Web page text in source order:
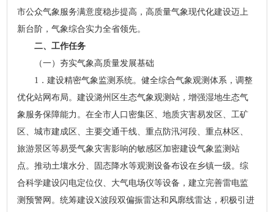
市公众气象服务满意度稳步提高，高质量气象现代化建设迈上
新台阶，气象综合实力全省领先。
二、工作任务
（一）夯实气象高质量发展基础
1．建设精密气象监测系统。健全综合气象观测体系，调整
优化站网布局。建设潞州区生态气象观测站，增强湿地生态气
象服务保障能力。在全市人口密集区、地质灾害易发区、工矿
区、城市建成区、主要交通干线、重点防汛河段、重点林区、
旅游景区等易受气象灾害影响的敏感区加密建设气象监测站
点。推动土壤水分、固态降水等观测设备布设在乡镇一级。综
合科学建设闪电定位仪、大气电场仪等设备，建立完善雷电监
测预警网。统筹建设X波段双偏振雷达和风廓线雷达，积极引进